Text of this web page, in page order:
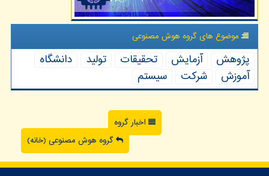
موضوع های گروه هوش مصنوعی
پژوهش آزمایش تحقیقات تولید
دانشگاه
آموزش
شركت سیستم
اخبار گروه
گروه هوش مصنوعی (خانه)